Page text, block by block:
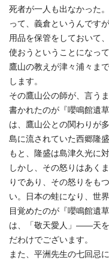
死者が一人も出なかった
って、義倉というんです
用品を保管をしておいて
使おうということになっ
鷹山の教えが津々浦々ま
します。
その鷹山公の師が、言う
書かれたのが『嚶鳴館遺
は、鷹山公との関わりが
島に流されていた西郷隆
もと、隆盛は島津久光に
しかし、その怒りはあく
りであり、その怒りをも
い。日本の蛙になり、世
目覚めたのが『嚶鳴館遺
は、「敬天愛人」――天
だわけでございます。
また、平洲先生の七回忌